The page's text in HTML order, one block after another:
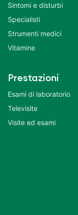
Sintomi e disturbi
Specialisti
Strumenti medici
Vitamine
Prestazioni
Esami di laboratorio
Televisite
Visite ed esami